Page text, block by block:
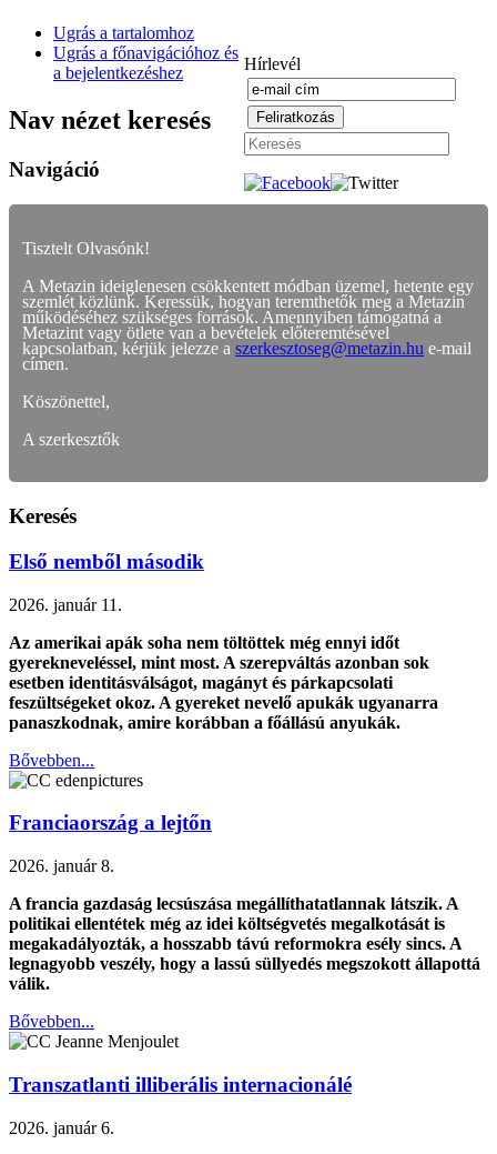
Hírlevél
Ugrás a tartalomhoz
Ugrás a főnavigációhoz és
a bejelentkezéshez
Nav nézet keresés
Navigáció
Tisztelt Olvasónk!
A Metazin ideiglenesen csökkentett módban üzemel, hetente egy
szemlét közlünk. Keressük, hogyan teremthetők meg a Metazin
működéséhez szükséges források. Amennyiben támogatná a
Metazint vagy ötlete van a bevételek előteremtésével
kapcsolatban, kérjük jelezze a szerkesztoseg@metazin.hu e-mail
címen.
Köszönettel,
A szerkesztők
Keresés
Első nemből második
2026. január 11.
Az amerikai apák soha nem töltöttek még ennyi időt
gyerekneveléssel, mint most. A szerepváltás azonban sok
esetben identitásválságot, magányt és párkapcsolati
feszültségeket okoz. A gyereket nevelő apukák ugyanarra
panaszkodnak, amire korábban a főállású anyukák.
Bővebben...
Franciaország a lejtőn
2026. január 8.
A francia gazdaság lecsúszása megállíthatatlannak látszik. A
politikai ellentétek még az idei költségvetés megalkotását is
megakadályozták, a hosszabb távú reformokra esély sincs. A
legnagyobb veszély, hogy a lassú süllyedés megszokott állapottá
válik.
Bővebben...
Transzatlanti illiberális internacionálé
2026. január 6.